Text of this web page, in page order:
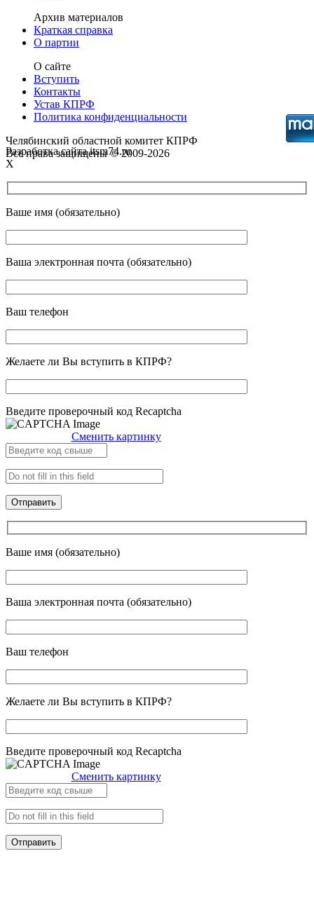
Архив материалов
Краткая справка
О партии
О сайте
Вступить
Контакты
Устав КПРФ
Политика конфиденциальности
Челябинский областной комитет КПРФ
Все права защищены © 2009-2026
Разработка сайта itsm74.ru
X
Ваше имя (обязательно)
Ваша электронная почта (обязательно)
Ваш телефон
Желаете ли Вы вступить в КПРФ?
Введите проверочный код Recaptcha
Сменить картинку
Ваше имя (обязательно)
Ваша электронная почта (обязательно)
Ваш телефон
Желаете ли Вы вступить в КПРФ?
Введите проверочный код Recaptcha
Сменить картинку